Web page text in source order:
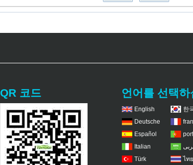
QR 코드 언어를 선택
English
한
Deutsche
Español
Italian
Türk
ไทย